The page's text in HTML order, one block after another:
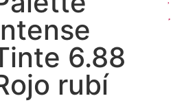
6.88
rubí